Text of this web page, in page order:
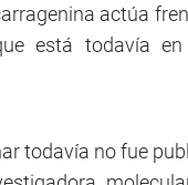
actúa
está todavía
todavía no fue